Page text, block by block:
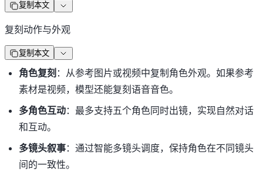
复制本文
复刻动作与外观
复制本文
角色复刻 ：从参考图片或视频中复制角色外观。如果参考
素材是视频，模型还能复刻语音音色。
多角色互动：最多支持五个角色同时出镜，实现自然对话
和互动。
多镜头叙事：通过智能多镜头调度，保持角色在不同镜头
间的一致性。